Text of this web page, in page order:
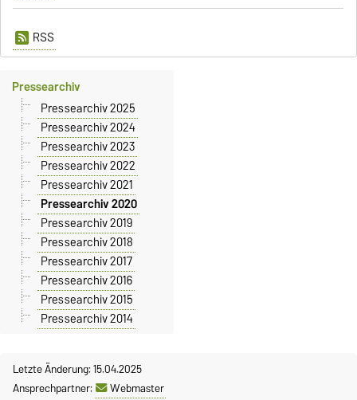
RSS
Pressearchiv
Pressearchiv 2025
Pressearchiv 2024
Pressearchiv 2023
Pressearchiv 2022
Pressearchiv 2021
Pressearchiv 2020
Pressearchiv 2019
Pressearchiv 2018
Pressearchiv 2017
Pressearchiv 2016
Pressearchiv 2015
Pressearchiv 2014
Letzte Änderung: 15.04.2025
Ansprechpartner:
Webmaster